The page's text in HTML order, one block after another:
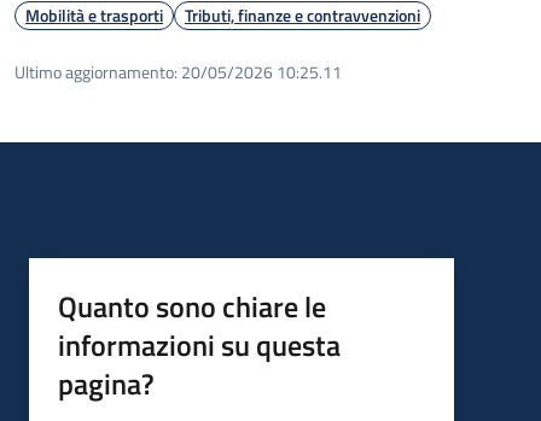
Mobilità e trasporti Tributi, finanze e contravvenzioni
Ultimo aggiornamento: 20/05/2026 10:25.11
Quanto sono chiare le
informazioni su questa
pagina?